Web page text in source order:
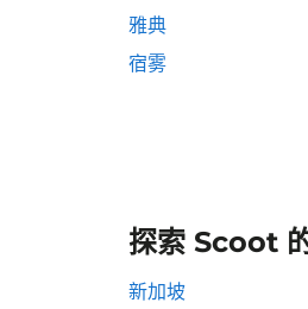
雅典
宿雾
探索 Scoot
新加坡